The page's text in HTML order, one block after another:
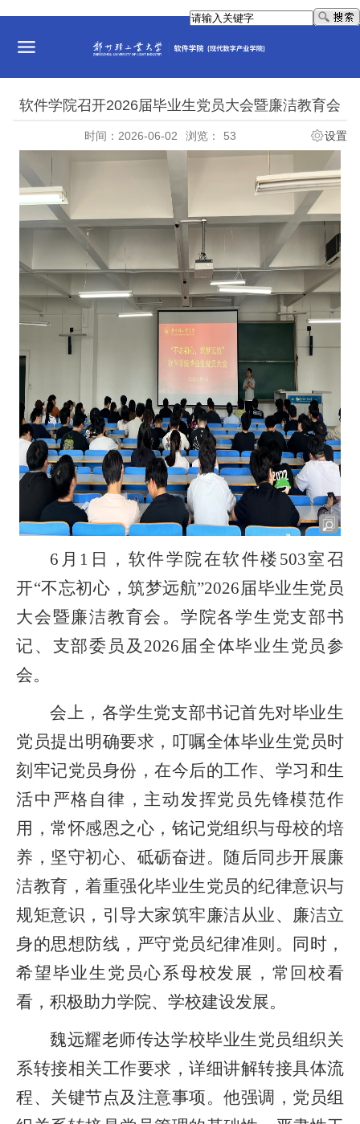
软件学院召开2026届毕业生党员大会暨廉洁教育会
时间：2026-06-02 浏览： 53 设置
6月1日，软件学院在软件楼503室召
开“不忘初心，筑梦远航”2026届毕业生党员
大会暨廉洁教育会。学院各学生党支部书
记、支部委员及2026届全体毕业生党员参
会。
会上，各学生党支部书记首先对毕业生
党员提出明确要求，叮嘱全体毕业生党员时
刻牢记党员身份，在今后的工作、学习和生
活中严格自律，主动发挥党员先锋模范作
用，常怀感恩之心，铭记党组织与母校的培
养，坚守初心、砥砺奋进。随后同步开展廉
洁教育，着重强化毕业生党员的纪律意识与
规矩意识，引导大家筑牢廉洁从业、廉洁立
身的思想防线，严守党员纪律准则。同时，
希望毕业生党员心系母校发展，常回校看
看，积极助力学院、学校建设发展。
魏远耀老师传达学校毕业生党员组织关
系转接相关工作要求，详细讲解转接具体流
程、关键节点及注意事项。他强调，党员组